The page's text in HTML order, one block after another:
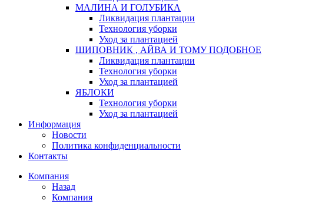
МАЛИНА И ГОЛУБИКА
Ликвидация плантации
Технология уборки
Уход за плантацией
ШИПОВНИК , АЙВА И ТОМУ ПОДОБНОЕ
Ликвидация плантации
Технология уборки
Уход за плантацией
ЯБЛОКИ
Технология уборки
Уход за плантацией
Информация
Новости
Политика конфиденциальности
Контакты
Компания
Назад
Компания